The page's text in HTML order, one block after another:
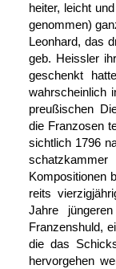
heiter, leicht
genommen)
Leonhard, das
geb. Heissler
geschenkt
wahrscheinlich
preußischen
die Franzosen
sichtlich 1796
Kom­positionen
reits
Jahre
Franzens­huld,
die das
hervor­gehen